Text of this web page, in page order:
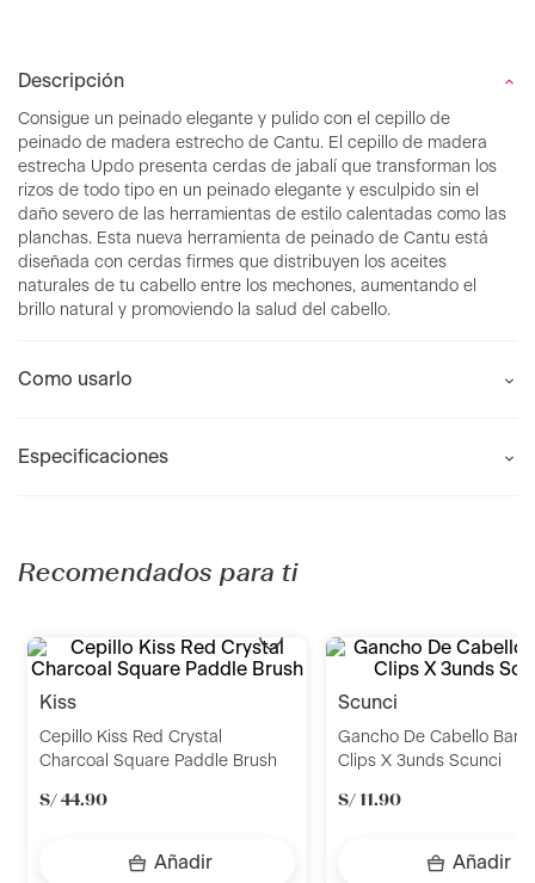
Descripción
Consigue un peinado elegante y pulido con el cepillo de
peinado de madera estrecho de Cantu. El cepillo de madera
estrecha Updo presenta cerdas de jabalí que transforman los
rizos de todo tipo en un peinado elegante y esculpido sin el
daño severo de las herramientas de estilo calentadas como las
planchas. Esta nueva herramienta de peinado de Cantu está
diseñada con cerdas firmes que distribuyen los aceites
naturales de tu cabello entre los mechones, aumentando el
brillo natural y promoviendo la salud del cabello.
Como usarlo
Especificaciones
Recomendados para ti
kiss
Cepillo Kiss Red Crystal
Charcoal Square Paddle Brush
S/ 44.90
Añadir
scunci
Gancho De Cabello
Clips X 3unds Scunci
S/ 11 .90
Añadir